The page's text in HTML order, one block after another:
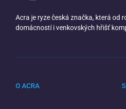
Acra je ryze česká značka, která od
domácností i venkovských hřišť
O ACRA